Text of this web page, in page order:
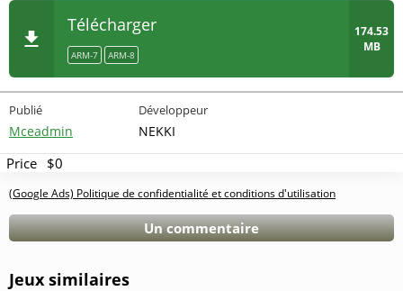
Télécharger
ARM-7 ARM-8
174.53
MB
Publié
Mceadmin
Développeur
NEKKI
Price $0
(Google Ads) Politique de confidentialité et conditions d'utilisation
Un commentaire
Jeux similaires